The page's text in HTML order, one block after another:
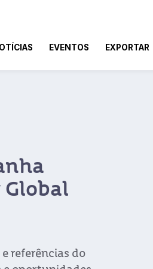
EVENTOS EXPORTAR
Uruguai XXI
Business
O maior fórum global de
Latina chega a Punta del